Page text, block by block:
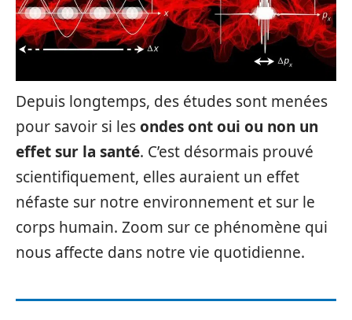
Depuis longtemps, des études sont menées
pour savoir si lesondes ont oui ou non un
effet sur la santé. C’est désormais prouvé
scientifiquement, elles auraient un effet
néfaste sur notre environnement et sur le
corps humain. Zoom sur ce phénomène qui
nous affecte dans notre vie quotidienne.